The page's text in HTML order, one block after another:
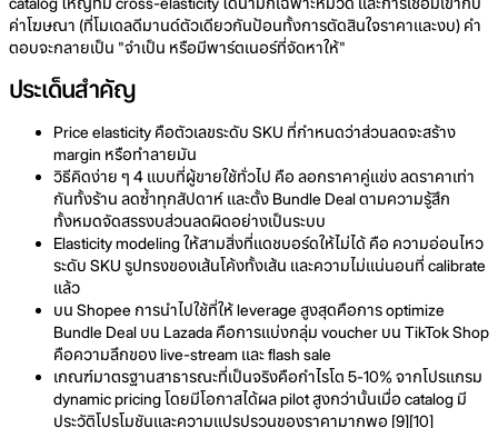
ค่าโฆษณา (ที่โมเดลดีมานด์ตัวเดียวกันป้อนทั้งการตัดสินใจราคาและงบ) คำ
ตอบจะกลายเป็น "จำเป็น หรือมีพาร์ตเนอร์ที่จัดหาให้"
ประเด็นสำคัญ
Price elasticity คือตัวเลขระดับ SKU ที่กำหนดว่าส่วนลดจะสร้าง
margin หรือทำลายมัน
วิธีคิดง่าย ๆ 4 แบบที่ผู้ขายใช้ทั่วไป คือ ลอกราคาคู่แข่ง ลดราคาเท่า
กันทั้งร้าน ลดซ้ำทุกสัปดาห์ และตั้ง Bundle Deal ตามความรู้สึก
ทั้งหมดจัดสรรงบส่วนลดผิดอย่างเป็นระบบ
Elasticity modeling ให้สามสิ่งที่แดชบอร์ดให้ไม่ได้ คือ ความอ่อนไหว
ระดับ SKU รูปทรงของเส้นโค้งทั้งเส้น และความไม่แน่นอนที่ calibrate
แล้ว
บน Shopee การนำไปใช้ที่ให้ leverage สูงสุดคือการ optimize
Bundle Deal บน Lazada คือการแบ่งกลุ่ม voucher บน TikTok Shop
คือความลึกของ live-stream และ flash sale
เกณฑ์มาตรฐานสาธารณะที่เป็นจริงคือกำไรโต 5-10% จากโปรแกรม
dynamic pricing โดยมีโอกาสได้ผล pilot สูงกว่านั้นเมื่อ catalog มี
ประวัติโปรโมชันและความแปรปรวนของราคามากพอ [9][10]